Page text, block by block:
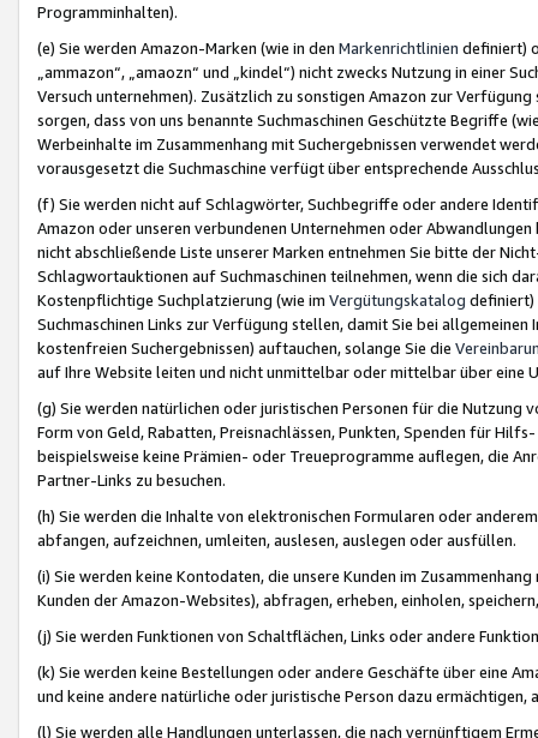
Programminhalten).
(e) Sie werden Amazon-Marken (wie in den Markenrichtlinien definiert)
„ammazon“, „amaozn“ und „kindel“) nicht zwecks Nutzung in einer
Versuch unternehmen). Zusätzlich zu sonstigen Amazon zur
sorgen, dass von uns benannte Suchmaschinen Geschützte Begriffe
Werbeinhalte im Zusammenhang mit Suchergebnissen verwendet
vorausgesetzt die Suchmaschine verfügt über entsprechende
(f) Sie werden nicht auf Schlagwörter, Suchbegriffe oder andere
Amazon oder unseren verbundenen Unternehmen oder
nicht abschließende Liste unserer Marken entnehmen Sie bitte der
Schlagwortauktionen auf Suchmaschinen teilnehmen, wenn die sich
Kostenpflichtige Suchplatzierung (wie im Vergütungskatalog definiert)
Suchmaschinen Links zur Verfügung stellen, damit Sie bei
kostenfreien Suchergebnissen) auftauchen, solange Sie die
auf Ihre Website leiten und nicht unmittelbar oder mittelbar über eine
(g) Sie werden natürlichen oder juristischen Personen für die Nutzung
Form von Geld, Rabatten, Preisnachlässen, Punkten, Spenden für
beispielsweise keine Prämien- oder Treueprogramme auflegen, die
Partner-Links zu besuchen.
(h) Sie werden die Inhalte von elektronischen Formularen oder
abfangen, aufzeichnen, umleiten, auslesen, auslegen oder ausfüllen.
(i) Sie werden keine Kontodaten, die unsere Kunden im
Kunden der Amazon-Websites), abfragen, erheben, einholen,
(j) Sie werden Funktionen von Schaltflächen, Links oder andere
(k) Sie werden keine Bestellungen oder andere Geschäfte über eine
und keine andere natürliche oder juristische Person dazu
(l) Sie werden alle Handlungen unterlassen, die nach vernünftigem